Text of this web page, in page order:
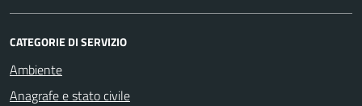
CATEGORIE DI SERVIZIO
Ambiente
Anagrafe e stato civile